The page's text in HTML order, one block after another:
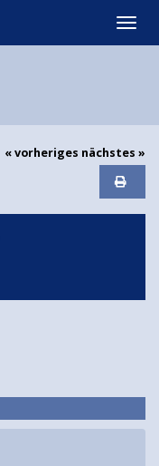
« vorheriges nächstes »